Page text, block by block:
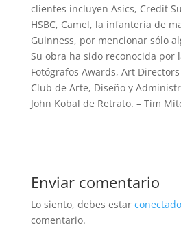
clientes incluyen Asics, Credit
HSBC, Camel, la infantería de
Guinness, por mencionar sólo
Su obra ha sido reconocida por
Fotógrafos Awards, Art
Club de Arte, Diseño y
John Kobal de Retrato. – Tim
Enviar comentario
Lo siento, debes estar conectado
comentario.